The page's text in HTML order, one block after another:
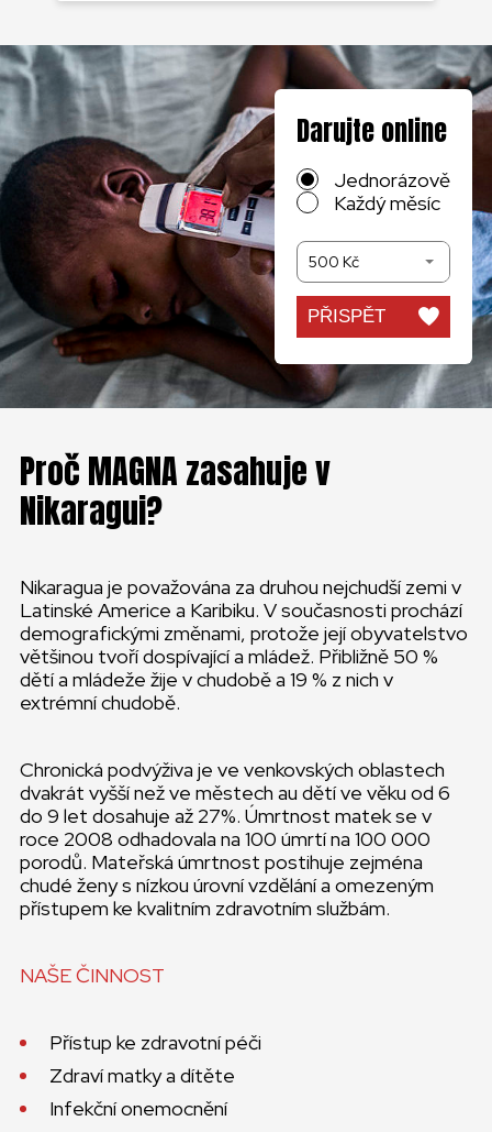
Darujte online
Jednorázově
Každý měsíc
500 Kč
PŘISPĚT
Proč MAGNA zasahuje v
Nikaragui?
Nikaragua je považována za druhou nejchudší zemi v
Latinské Americe a Karibiku. V současnosti prochází
demografickými změnami, protože její obyvatelstvo
většinou tvoří dospívající a mládež. Přibližně 50 %
dětí a mládeže žije v chudobě a 19 % z nich v
extrémní chudobě.
Chronická podvýživa je ve venkovských oblastech
dvakrát vyšší než ve městech au dětí ve věku od 6
do 9 let dosahuje až 27%. Úmrtnost matek se v
roce 2008 odhadovala na 100 úmrtí na 100 000
porodů. Mateřská úmrtnost postihuje zejména
chudé ženy s nízkou úrovní vzdělání a omezeným
přístupem ke kvalitním zdravotním službám.
NAŠE ČINNOST
Přístup ke zdravotní péči
Zdraví matky a dítěte
Infekční onemocnění